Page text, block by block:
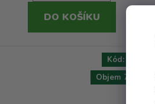
DO KOŠÍKU
Objem 750 ml
Kód: